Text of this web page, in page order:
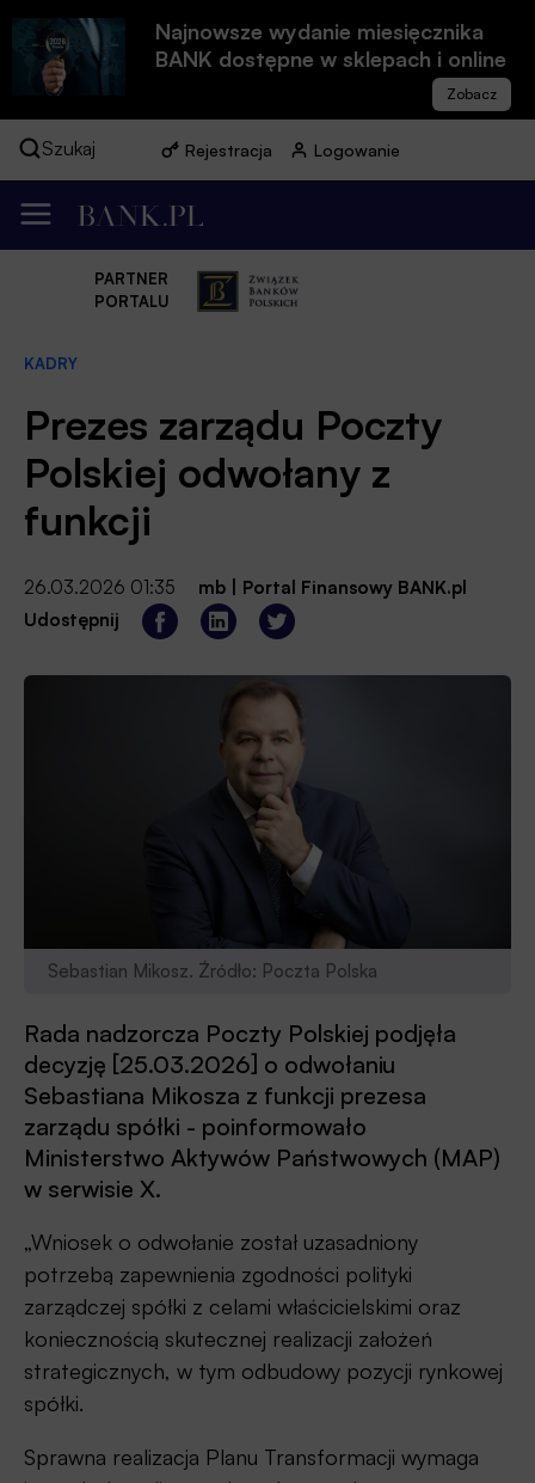
Najnowsze wydanie miesięcznika
BANK dostępne w sklepach i online
Szukaj Rejestracja Logowanie
PARTNER
PORTALU
KADRY
Prezes zarządu Poczty
Polskiej odwołany z
funkcji
26.03.2026 01:35 mb
Portal Finansowy BANK.pl
Udostępnij
Sebastian Mikosz. Źródło: Poczta Polska
Rada nadzorcza Poczty Polskiej podjęła
decyzję [25.03.2026] o odwołaniu
Sebastiana Mikosza z funkcji prezesa
zarządu spółki - poinformowało
Ministerstwo Aktywów Państwowych (MAP)
w serwisie X.
„Wniosek o odwołanie został uzasadniony
potrzebą zapewnienia zgodności polityki
zarządczej spółki z celami właścicielskimi oraz
koniecznością skutecznej realizacji założeń
strategicznych, w tym odbudowy pozycji rynkowej
spółki.
Sprawna realizacja Planu Transformacji wymaga